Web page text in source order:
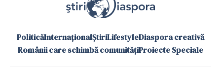
PoliticăInternaționalȘtiriLifestyleDiaspora creativă
Românii care schimbă comunitățiProiecte Speciale